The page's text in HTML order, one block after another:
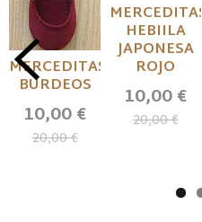
MERCEDITAS
BURDEOS
10,00 €
20,00 €
MERCEDITAS
HEBIILA
JAPONESA
ROJO
10,00 €
20,00 €